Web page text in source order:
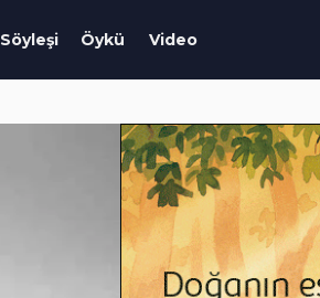
Söyleşi Öykü Video